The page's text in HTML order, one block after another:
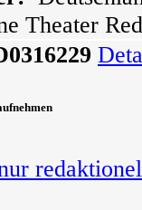
Theater